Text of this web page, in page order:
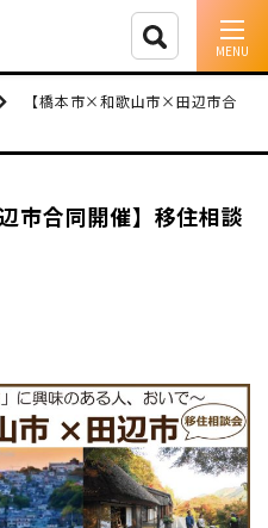
ント情報
援
う
を探す
インタビュー
【橋本市×和歌山市×田辺市合
市合同開催】移住相談